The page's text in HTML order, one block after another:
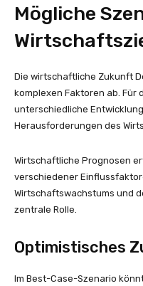
Mögliche
Die wirtschaftliche Zukunft
komplexen Faktoren ab. Für
unterschiedliche
Herausforderungen des
Wirtschaftliche Prognosen
verschiedener
Wirtschaftswachstums und
zentrale Rolle.
Optimistisches
Im Best-Case-Szenario